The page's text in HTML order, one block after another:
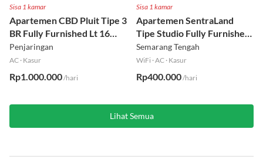
Sisa 1 kamar
Apartemen CBD Pluit Tipe 3
BR Fully Furnished Lt 16
Utara
Penjaringan
AC · Kasur
Rp1.000.000/hari
Sisa 1 kamar
Apartemen SentraLand
Tipe Studio Fully Furnished
Lt 8
Semarang Tengah
WiFi ·AC · Kasur
Rp400.000/hari
Lihat Semua